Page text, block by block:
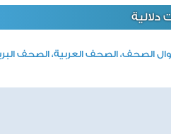
دلالية
الصحف، الصحف العربية، الصحف